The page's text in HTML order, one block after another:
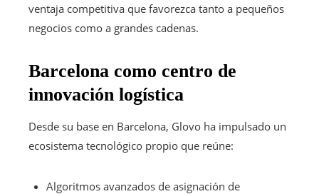
ventaja competitiva que favorezca tanto a pequeños
negocios como a grandes cadenas.
Barcelona como centro de
innovación logística
Desde su base en Barcelona, Glovo ha impulsado un
ecosistema tecnológico propio que reúne:
Algoritmos avanzados de asignación de